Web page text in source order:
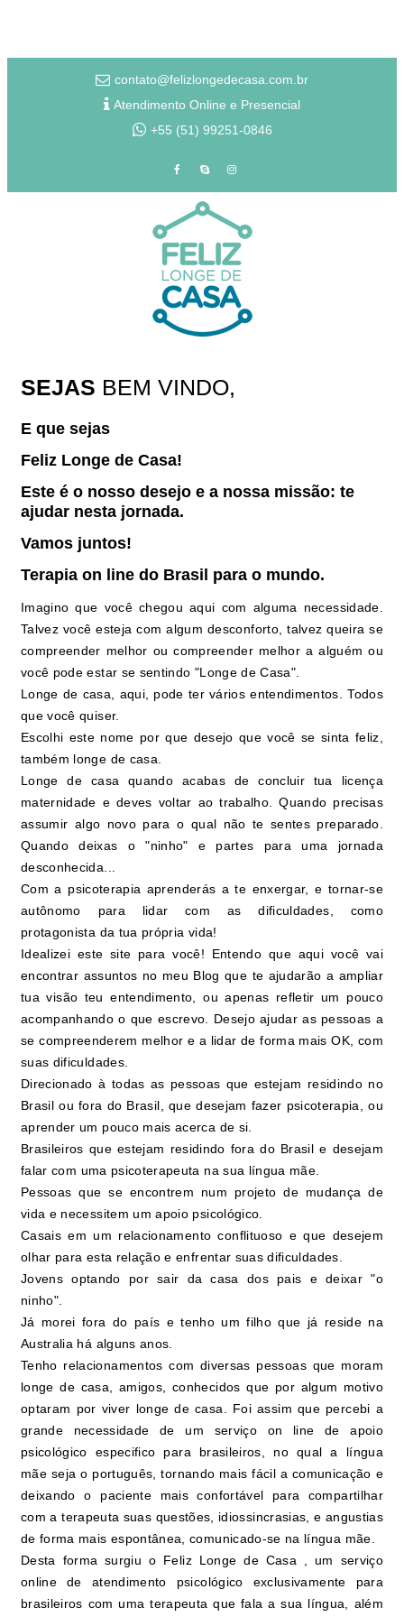
contato@felizlongedecasa.com.br
Atendimento Online e Presencial
+55 (51) 99251-0846
SEJAS BEM VINDO,
E que sejas
Feliz Longe de Casa!
Este é o nosso desejo e a nossa missão: te
ajudar nesta jornada.
Vamos juntos!
Terapia on line do Brasil para o mundo.
Imagino que você chegou aqui com alguma necessidade.
Talvez você esteja com algum desconforto, talvez queira se
compreender melhor ou compreender melhor a alguém ou
você pode estar se sentindo "Longe de Casa".
Longe de casa, aqui, pode ter vários entendimentos. Todos
que você quiser.
Escolhi este nome por que desejo que você se sinta feliz,
também longe de casa.
Longe de casa quando acabas de concluir tua licença
maternidade e deves voltar ao trabalho. Quando precisas
assumir algo novo para o qual não te sentes preparado.
Quando deixas o "ninho" e partes para uma jornada
desconhecida...
Com a psicoterapia aprenderás a te enxergar, e tornar-se
autônomo para lidar com as dificuldades, como
protagonista da tua própria vida!
Idealizei este site para você! Entendo que aqui você vai
encontrar assuntos no meu Blog que te ajudarão a ampliar
tua visão teu entendimento, ou apenas refletir um pouco
acompanhando o que escrevo. Desejo ajudar as pessoas a
se compreenderem melhor e a lidar de forma mais OK, com
suas dificuldades.
Direcionado à todas as pessoas que estejam residindo no
Brasil ou fora do Brasil, que desejam fazer psicoterapia, ou
aprender um pouco mais acerca de si.
Brasileiros que estejam residindo fora do Brasil e desejam
falar com uma psicoterapeuta na sua língua mãe.
Pessoas que se encontrem num projeto de mudança de
vida e necessitem um apoio psicológico.
Casais em um relacionamento conflituoso e que desejem
olhar para esta relação e enfrentar suas dificuldades.
Jovens optando por sair da casa dos pais e deixar "o
ninho".
Já morei fora do país e tenho um filho que já reside na
Australia há alguns anos.
Tenho relacionamentos com diversas pessoas que moram
longe de casa, amigos, conhecidos que por algum motivo
optaram por viver longe de casa. Foi assim que percebi a
grande necessidade de um serviço on line de apoio
psicológico especifico para brasileiros, no qual a língua
mãe seja o português, tornando mais fácil a comunicação e
deixando o paciente mais confortável para compartilhar
com a terapeuta suas questões, idiossincrasias, e angustias
de forma mais espontânea, comunicado-se na língua mãe.
Desta forma surgiu o Feliz Longe de Casa , um serviço
online de atendimento psicológico exclusivamente para
brasileiros com uma terapeuta que fala a sua língua, além